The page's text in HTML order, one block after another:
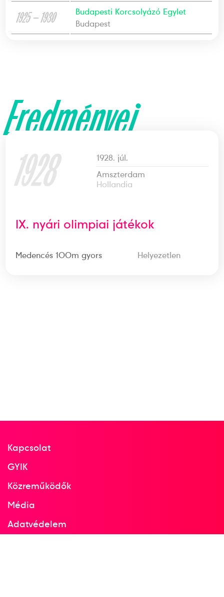
1925 — 1930
Budapesti Korcsolyázó Egylet
Budapest
Eredményei
1928
1928. júl.
Amszterdam
Hollandia
IX. nyári olimpiai játékok
Medencés 100m gyors Helyezetlen
Kapcsolat
GYIK
Közreműködők
Média
Adatvédelem